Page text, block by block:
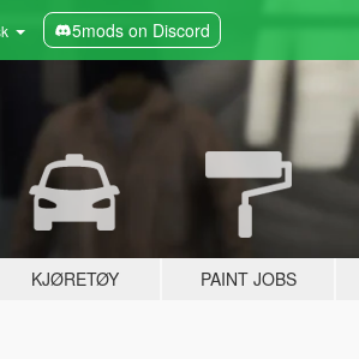
5mods on Discord
KJØRETØY PAINT JOBS